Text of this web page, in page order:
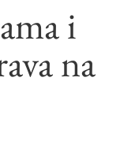
i
na